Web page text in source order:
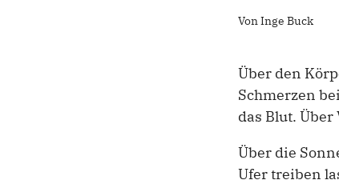
Von Inge Buck
Über den
Schmerzen
das Blut.
Über die
Ufer treiben